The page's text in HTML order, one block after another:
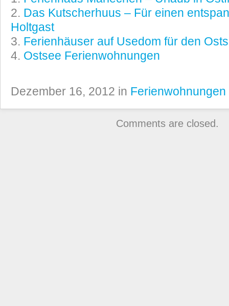
Das Kutscherhuus – Für einen
Holtgast
Ferienhäuser auf Usedom für den
Ostsee Ferienwohnungen
Dezember 16, 2012 in Ferienwohnungen
Comments are closed.